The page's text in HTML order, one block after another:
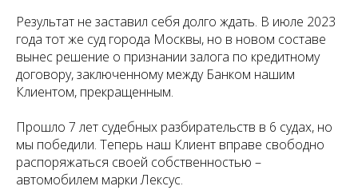
Результат не заставил себя долго ждать. В июле 2023
года тот же суд города Москвы, но в новом составе
вынес решение о признании залога по кредитному
договору, заключенному между Банком нашим
Клиентом, прекращенным.
Прошло 7 лет судебных разбирательств в 6 судах, но
мы победили. Теперь наш Клиент вправе свободно
распоряжаться своей собственностью –
автомобилем марки Лексус.